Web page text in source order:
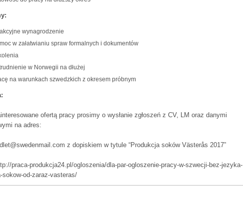
wynagrodzenie
w załatwianiu spraw formalnych i dokumentów
w Norwegii na dłużej
na warunkach szwedzkich z okresem próbnym
ofertą pracy prosimy o wysłanie zgłoszeń z CV, LM oraz danymi
na adres:
z dopiskiem w tytule “Produkcja soków Västerås 2017”
praca-produkcja24.pl/ogloszenia/dla-par-ogloszenie-pracy-w-szwecji-bez-jezyka-
sokow-od-zaraz-vasteras/